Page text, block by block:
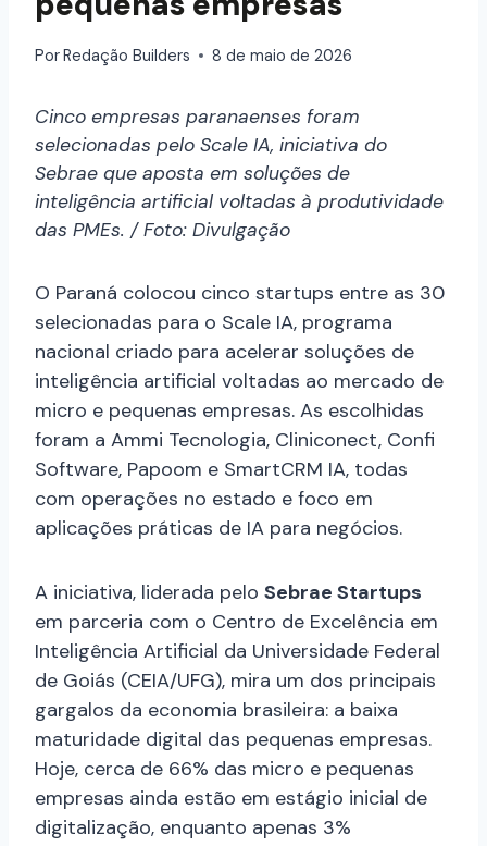
PorRedação Builders 8 de maio de 2026
Cinco empresas paranaenses foram
selecionadas pelo Scale IA, iniciativa do
Sebrae que aposta em soluções de
inteligência artificial voltadas à produtividade
das PMEs. / Foto: Divulgação
O Paraná colocou cinco startups entre as 30
selecionadas para o Scale IA, programa
nacional criado para acelerar soluções de
inteligência artificial voltadas ao mercado de
micro e pequenas empresas. As escolhidas
foram a Ammi Tecnologia, Cliniconect, Confi
Software, Papoom e SmartCRM IA, todas
com operações no estado e foco em
aplicações práticas de IA para negócios.
A iniciativa, liderada pelo Sebrae Startups
em parceria com o Centro de Excelência em
Inteligência Artificial da Universidade Federal
de Goiás (CEIA/UFG), mira um dos principais
gargalos da economia brasileira: a baixa
maturidade digital das pequenas empresas.
Hoje, cerca de 66% das micro e pequenas
empresas ainda estão em estágio inicial de
digitalização, enquanto apenas 3%